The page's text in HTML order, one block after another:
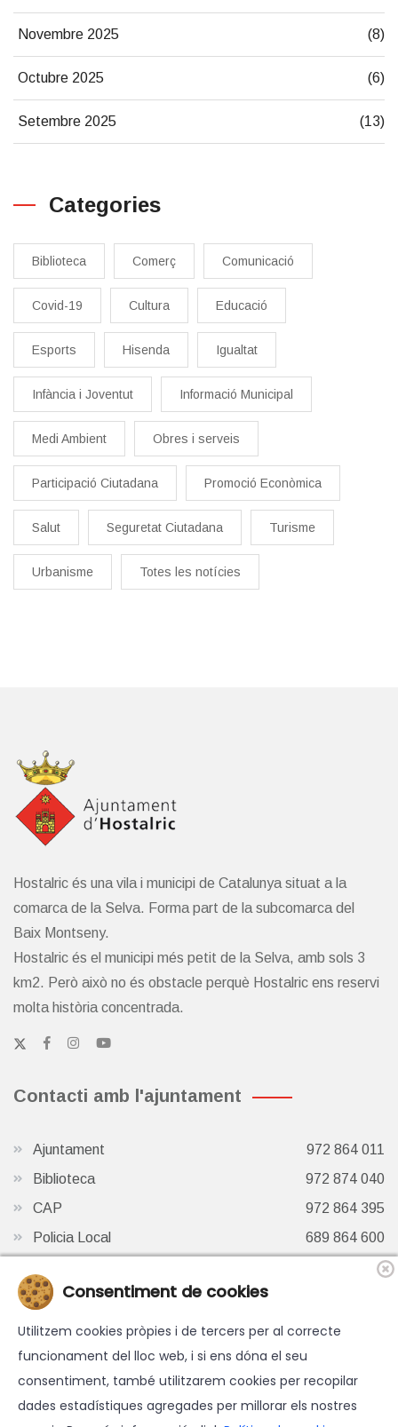
Novembre 2025 (8)
Octubre 2025 (6)
Setembre 2025 (13)
Categories
Biblioteca Comerç Comunicació
Covid-19 Cultura Educació
Esports Hisenda Igualtat
Infància i Joventut Informació Municipal
Medi Ambient Obres i serveis
Participació Ciutadana Promoció Econòmica
Salut Seguretat Ciutadana Turisme
Urbanisme Totes les notícies
Hostalric és una vila i municipi de Catalunya situat a la
comarca de la Selva. Forma part de la subcomarca del
Baix Montseny.
Hostalric és el municipi més petit de la Selva, amb sols 3
km2. Però això no és obstacle perquè Hostalric ens reservi
molta història concentrada.
Contacti amb l'ajuntament
Ajuntament
972 864 011
Biblioteca
972 874 040
CAP
972 864 395
Policia Local
689 864 600
972 87 41 65
Consentiment de cookies
Utilitzem cookies pròpies i de tercers per al correcte
funcionament del lloc web, i si ens dóna el seu
consentiment, també utilitzarem cookies per recopilar
dades estadístiques agregades per millorar els nostres